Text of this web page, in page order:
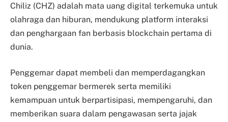
Chiliz (CHZ) adalah mata uang digital terkemuka untuk
olahraga dan hiburan, mendukung platform interaksi
dan penghargaan fan berbasis blockchain pertama di
dunia.
Penggemar dapat membeli dan memperdagangkan
token penggemar bermerek serta memiliki
kemampuan untuk berpartisipasi, mempengaruhi, dan
memberikan suara dalam pengawasan serta jajak